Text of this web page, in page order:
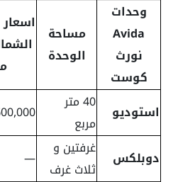
وحدات
Avida
نورث
كوست
مساحة
الوحدة
استوديو
40 متر
مربع
دوبلكس
غرفتين و
ثلاث غرف
—